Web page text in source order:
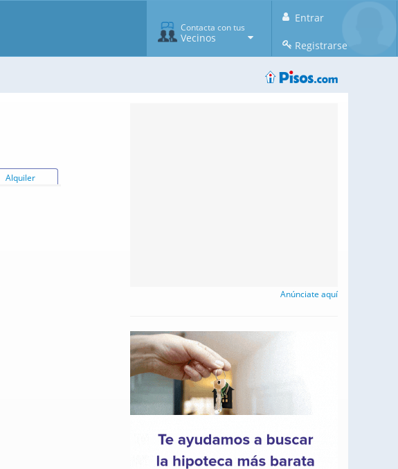
Entrar
Registrarse
Contacta con tus
Vecinos
Alquiler
Anúnciate aquí